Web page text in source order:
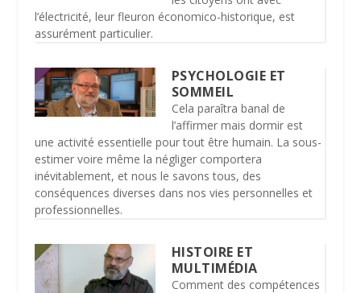
l’électricité, leur fleuron économico-historique, est
assurément particulier.
PSYCHOLOGIE ET
SOMMEIL
Cela paraîtra banal de
l’affirmer mais dormir est
une activité essentielle pour tout être humain. La sous-
estimer voire même la négliger comportera
inévitablement, et nous le savons tous, des
conséquences diverses dans nos vies personnelles et
professionnelles.
HISTOIRE ET
MULTIMÉDIA
Comment des compétences